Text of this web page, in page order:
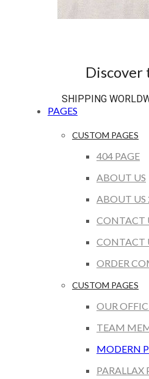
Discover
SHIPPING
PAGES
CUSTOM PAGES
404 PAGE
ABOUT US
ABOUT US
CONTACT
CONTACT
ORDER
CUSTOM PAGES
OUR
TEAM
MODERN
PARALLAX